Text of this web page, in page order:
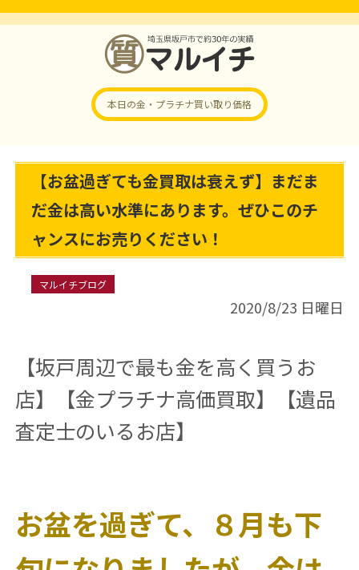
本日の金・プラチナ買い取り価格
【お盆過ぎても金買取は衰えず】まだま
だ金は高い水準にあります。ぜひこのチ
ャンスにお売りください！
マルイチブログ
2020/8/23 日曜日
【坂戸周辺で最も金を高く買うお
店】【金プラチナ高価買取】【遺品
査定士のいるお店】
お盆を過ぎて、８月も下